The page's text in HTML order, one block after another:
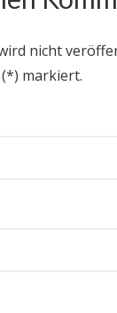
nicht
markiert.